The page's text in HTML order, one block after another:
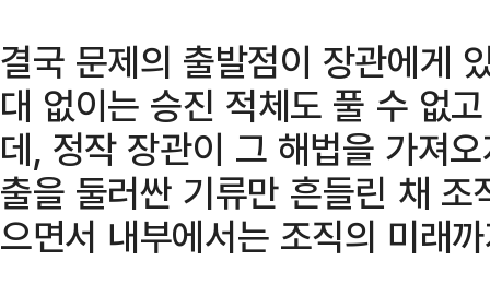
결국 문제의 출발점이 장관에게
대 없이는 승진 적체도 풀 수 없
데, 정작 장관이 그 해법을 가져
출을 둘러싼 기류만 흔들린 채
으면서 내부에서는 조직의 미래